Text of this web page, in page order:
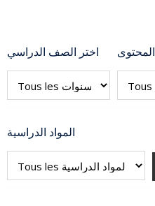
اختر الصف الدراسي المحتوى
المواد الدراسية